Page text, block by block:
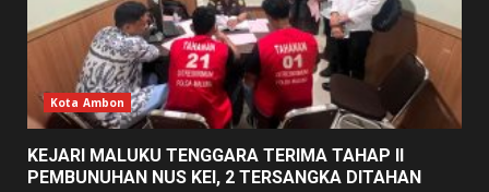
Kota Ambon
KEJARI MALUKU TENGGARA TERIMA TAHAP II
PEMBUNUHAN NUS KEI, 2 TERSANGKA DITAHAN